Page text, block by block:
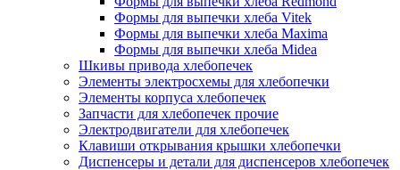
Формы для выпечки хлеба Vitek
Формы для выпечки хлеба Maxima
Формы для выпечки хлеба Midea
Шкивы привода хлебопечек
Элементы электросхемы для хлебопечки
Элементы корпуса хлебопечек
Запчасти для хлебопечек прочие
Электродвигатели для хлебопечек
Клавиши открывания крышки хлебопечки
Диспенсеры и детали для диспенсеров хлебопечек